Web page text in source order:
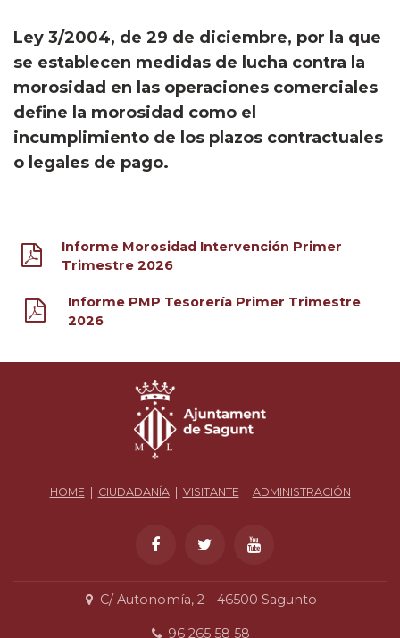
Ley 3/2004, de 29 de diciembre, por la que
se establecen medidas de lucha contra la
morosidad en las operaciones comerciales
define la morosidad como el
incumplimiento de los plazos contractuales
o legales de pago.
Informe Morosidad Intervención Primer
Trimestre 2026
Informe PMP Tesorería Primer Trimestre
2026
HOME | CIUDADANÍA| VISITANTE | ADMINISTRACIÓN
C/ Autonomía, 2 - 46500 Sagunto
96 265 58 58